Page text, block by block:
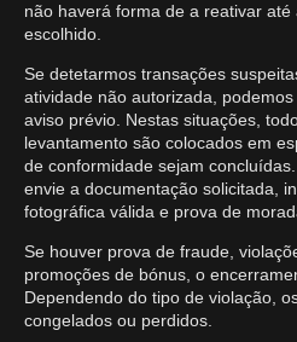
não haverá forma de a reativar
escolhido.
Se detetarmos transações
atividade não autorizada,
aviso prévio. Nestas situações,
levantamento são colocados em
de conformidade sejam
envie a documentação solicitada,
fotográfica válida e prova de
Se houver prova de fraude,
promoções de bónus, o
Dependendo do tipo de violação,
congelados ou perdidos.